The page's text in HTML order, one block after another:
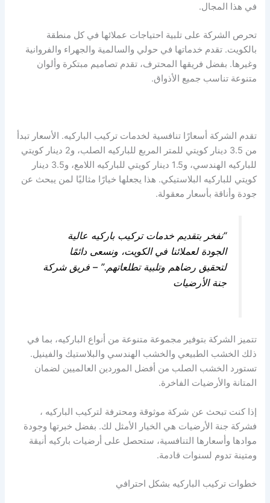
في هذا المجال.
تحرص الشركة على تلبية احتياجات عملائها في كل منطقة
بالكويت. تقدم خدماتها في حولي والسالمية والجهراء والفروانية
وغيرها. بفضل فريقها المحترف، تقدم تصاميم مبتكرة وألوان
متنوعة تناسب جميع الأذواق.
تقدم الشركة أسعارًا تنافسية لخدمات تركيب الباركيه. الأسعار تبدأ
من 3.5 دينار كويتي للمتر المربع للباركيه الصلب، و2 دينار كويتي
للباركيه الهندسي، و1.5 دينار كويتي للباركيه اللامع، و3.5 دينار
كويتي للباركيه البلاستيكي. هذا يجعلها خيارًا مثاليًا لمن يبحث عن
جودة وأناقة بأسعار معقولة.
“نفخر بتقديم خدمات تركيب باركيه عالية
الجودة لعملائنا في الكويت، ونسعى دائمًا
لتحقيق رضاهم وتلبية تطلعاتهم.” – فريق شركة
جنة الأرضيات
تتميز الشركة بتوفير مجموعة متنوعة من أنواع الباركيه، بما في
ذلك الخشب الطبيعي والخشب الهندسي والبلاستيك والفينيل.
تستورد الخشب الصلب من أفضل الموردين العالميين لضمان
المتانة والأرضيات الفاخرة.
إذا كنت تبحث عن شركة موثوقة ومحترفة لتركيب الباركيه ،
فشركة جنة الأرضيات هي الخيار الأمثل لك. بفضل خبرتها وجودة
موادها وأسعارها التنافسية، ستحصل على أرضيات باركيه أنيقة
ومتينة تدوم لسنوات قادمة.
خطوات تركيب الباركيه بشكل احترافي